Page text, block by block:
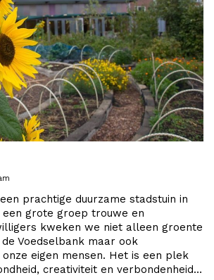
prachtige duurzame stadstuin in
een grote groep trouwe en
kweken we niet alleen groente
Voedselbank maar ook
onze eigen mensen. Het is een plek
creativiteit en verbondenheid…